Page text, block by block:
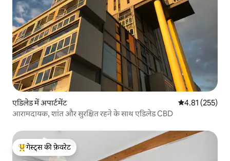
एडिलेड में अपार्टमेंट औसत रेटिंग 5 में से
4.81 (255)
आरामदायक, शांत और सुरक्षित रहने के साथ एडिलेड CBD
गेस्ट्स का टॉप फ़ेवरेट
गेस्ट्स की फ़ेवरेट